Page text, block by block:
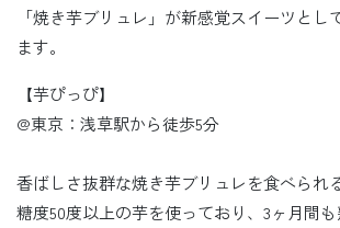
「焼き芋ブリュレ」が新感覚スイーツとし
ます。
【芋ぴっぴ】
@東京：浅草駅から徒歩5分
香ばしさ抜群な焼き芋ブリュレを食べられ
糖度50度以上の芋を使っており、3ヶ月間